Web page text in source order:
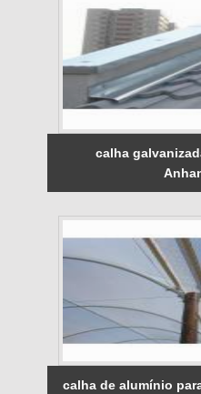
calha
calha de alumínio